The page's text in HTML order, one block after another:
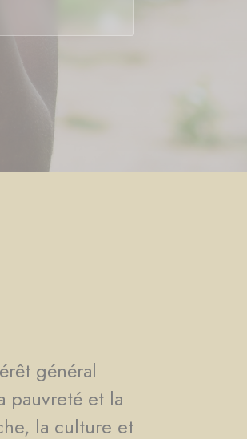
général
pauvreté et la
la culture et